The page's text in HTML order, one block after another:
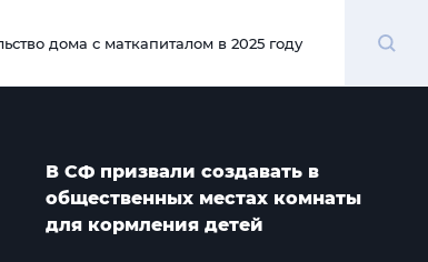
дома с маткапиталом в 2025 году
В СФ призвали создавать в
общественных местах комнаты
для кормления детей